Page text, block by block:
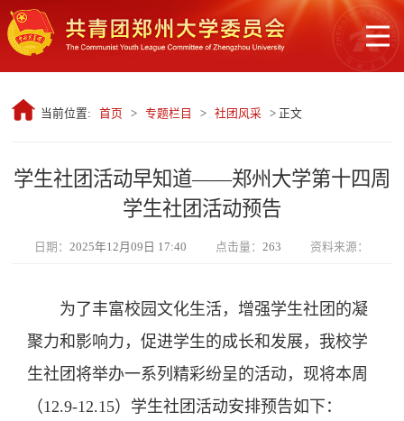
当前位置: 首页 > 专题栏目 > 社团风采 > 正文
学生社团活动早知道——郑州大学第十四周
学生社团活动预告
日期：2025年12月09日 17:40 点击量：263 资料来源：
为了丰富校园文化生活，增强学生社团的凝
聚力和影响力，促进学生的成长和发展，我校学
生社团将举办一系列精彩纷呈的活动，现将本周
（12.9-12.15）学生社团活动安排预告如下：